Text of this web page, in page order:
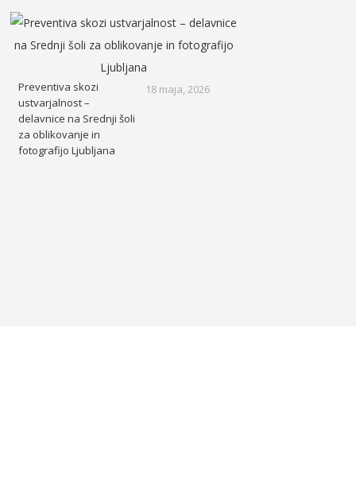
Preventiva skozi
ustvarjalnost –
delavnice na Srednji šoli
za oblikovanje in
fotografijo Ljubljana
18 maja, 2026